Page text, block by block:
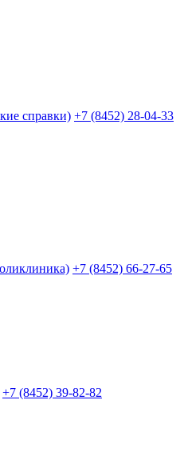
справки) +7 (8452) 28-04-33
+7 (8452) 66-27-65
+7 (8452) 39-82-82